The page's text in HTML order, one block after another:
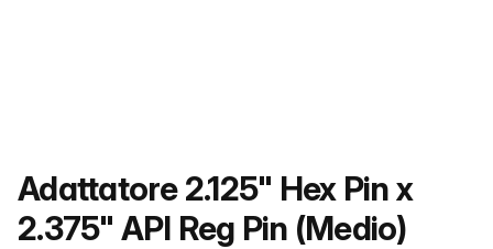
Nome del prodotto
Adattatore 2.125" Hex Pin x
2.375" API Reg Pin (Medio)